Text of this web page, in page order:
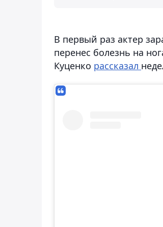
В первый раз актер
перенес болезнь на
Куценко рассказал